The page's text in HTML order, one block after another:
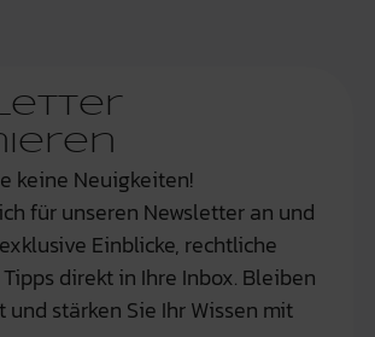
keine Neuigkeiten!
für unseren Newsletter an und
Einblicke, rechtliche
direkt in Ihre Inbox. Bleiben
und stärken Sie Ihr Wissen mit